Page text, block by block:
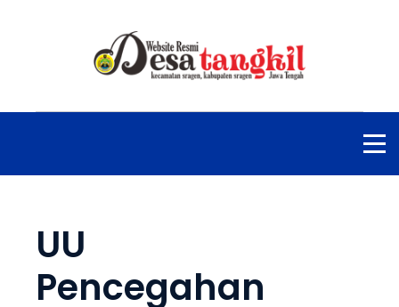
UU
Pencegahan